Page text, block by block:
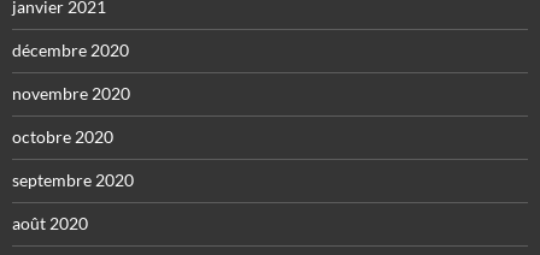
janvier 2021
décembre 2020
novembre 2020
octobre 2020
septembre 2020
août 2020